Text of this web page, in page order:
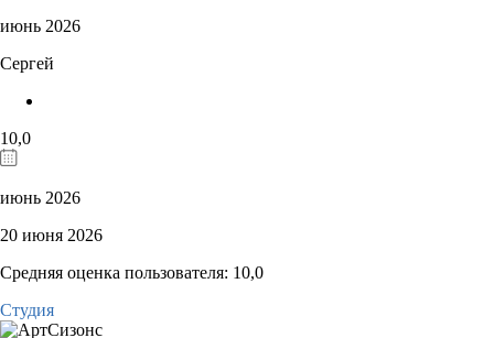
июнь 2026
Сергей
10,0
июнь 2026
20 июня 2026
Средняя оценка пользователя: 10,0
Студия